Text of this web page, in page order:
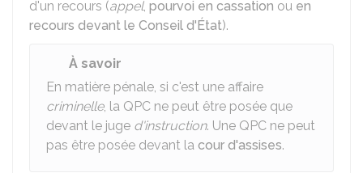
d'un recours (appel, pourvoi en cassation ou en
recours devant le Conseil d'État).
À savoir
En matière pénale, si c'est une affaire
criminelle, la QPC ne peut être posée que
devant le juge d'instruction. Une QPC ne peut
pas être posée devant la cour d'assises.